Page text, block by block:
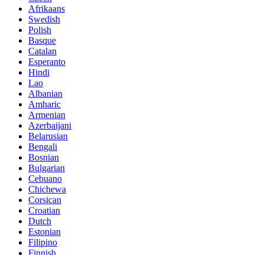
Afrikaans
Swedish
Polish
Basque
Catalan
Esperanto
Hindi
Lao
Albanian
Amharic
Armenian
Azerbaijani
Belarusian
Bengali
Bosnian
Bulgarian
Cebuano
Chichewa
Corsican
Croatian
Dutch
Estonian
Filipino
Finnish